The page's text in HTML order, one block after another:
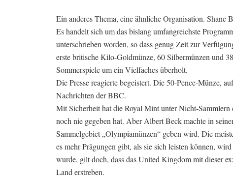
Ein anderes Thema, eine ähnliche Organisation.
Es handelt sich um das bislang umfangreichste
unterschrieben worden, so dass genug Zeit zur
erste britische Kilo-Goldmünze, 60 Silbermünzen und
Sommerspiele um ein Vielfaches überholt.
Die Presse reagierte begeistert. Die 50-Pence-Münze,
Nachrichten der BBC.
Mit Sicherheit hat die Royal Mint unter Nicht-
noch nie gegeben hat. Aber Albert Beck machte in
Sammelgebiet „Olympiamünzen“ geben wird. Die
es mehr Prägungen gibt, als sie sich leisten können,
wurde, gilt doch, dass das United Kingdom mit dieser
Land erstreben.